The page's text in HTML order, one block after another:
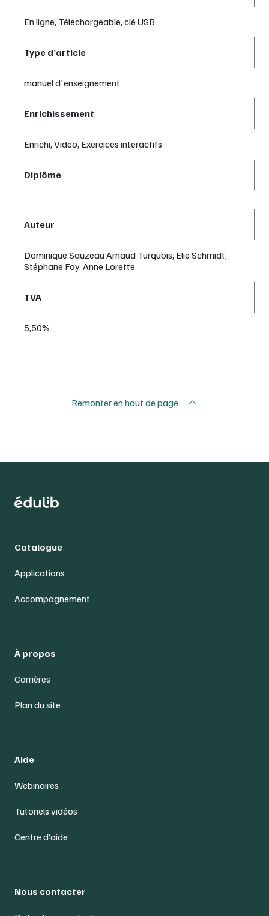
En ligne, Téléchargeable, clé USB
Type d’article
manuel d'enseignement
Enrichissement
Enrichi, Video, Exercices interactifs
Diplôme
Auteur
Dominique Sauzeau Arnaud Turquois, Elie Schmidt,
Stéphane Fay, Anne Lorette
TVA
5,50%
Remonter en haut de page
Catalogue
Applications
Accompagnement
À propos
Carrières
Plan du site
Aide
Webinaires
Tutoriels vidéos
Centre d’aide
Nous contacter